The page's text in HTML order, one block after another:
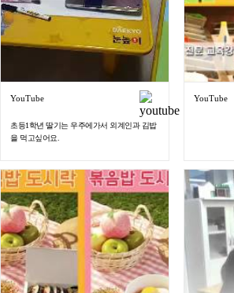
YouTube
초등1학년 딸기는 우주에가서 외계인과 김밥
을 먹고싶어요.
YouTube